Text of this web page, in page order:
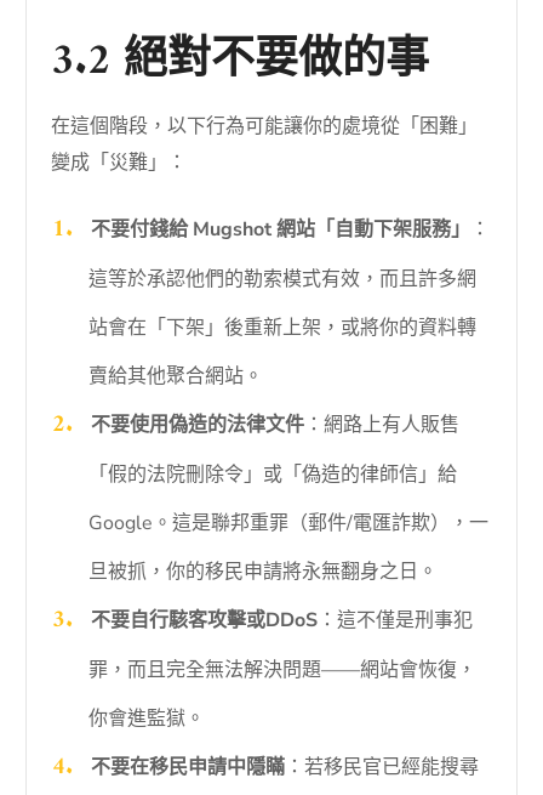
3.2 絕對不要做的事
在這個階段，以下行為可能讓你的處境從「困難」
變成「災難」：
不要付錢給 Mugshot 網站「自動下架服務」
：
這等於承認他們的勒索模式有效，而且許多網
站會在「下架」後重新上架，或將你的資料轉
賣給其他聚合網站。
不要使用偽造的法律文件：網路上有人販售
「假的法院刪除令」或「偽造的律師信」給
Google。這是聯邦重罪（郵件/電匯詐欺），一
旦被抓，你的移民申請將永無翻身之日。
不要自行駭客攻擊或DDoS：這不僅是刑事犯
罪，而且完全無法解決問題——網站會恢復，
你會進監獄。
不要在移民申請中隱瞞：若移民官已經能搜尋